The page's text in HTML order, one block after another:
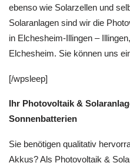
ebenso wie Solarzellen und
Solaranlagen sind wir die
in Elchesheim-Illingen –
Elchesheim. Sie können uns
[/wpsleep]
Ihr Photovoltaik &
Sonnenbatterien
Sie benötigen qualitativ
Akkus? Als Photovoltaik &